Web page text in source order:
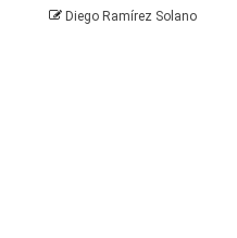
Diego Ramírez Solano